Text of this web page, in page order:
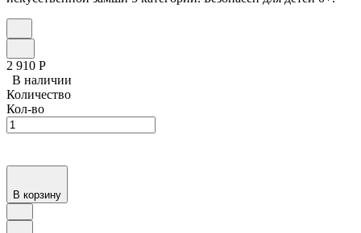
2 910 Р
В наличии
Количество
Кол-во
В корзину